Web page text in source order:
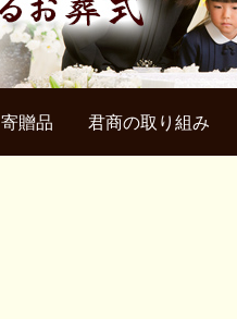
寄贈品 君商の取り組み